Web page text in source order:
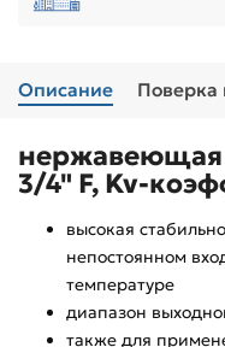
Описание Поверка
нержавеющая
3/4" F, Kv-
высокая
непостоянном
температуре
диапазон
также для